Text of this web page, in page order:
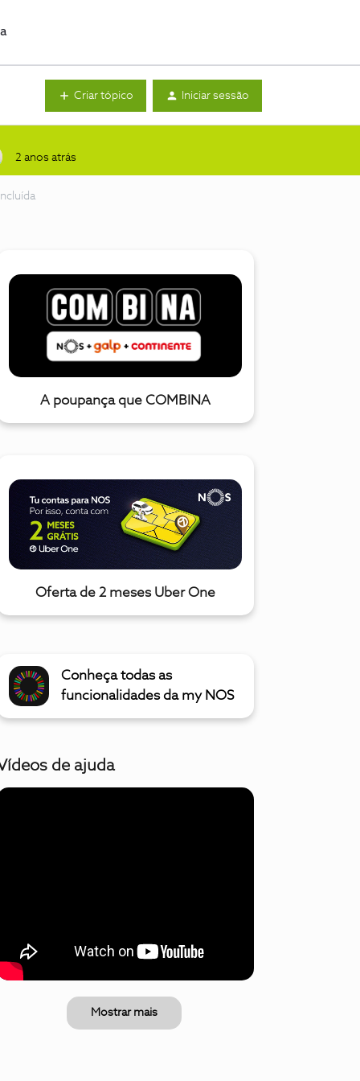
Criar tópico Iniciar sessão
2 anos atrás
A poupança que COMBINA
Oferta de 2 meses Uber One
Conheça todas as
funcionalidades da my NOS
de ajuda
Mostrar mais